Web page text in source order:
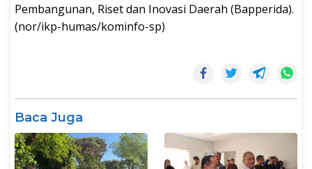
Pembangunan, Riset dan Inovasi Daerah (Bapperida).
(nor/ikp-humas/kominfo-sp)
Baca Juga